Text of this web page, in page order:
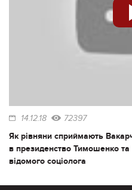
14.12.18 72397
Як рівняни сприймають
в президенство Тимошенко
відомого соціолога